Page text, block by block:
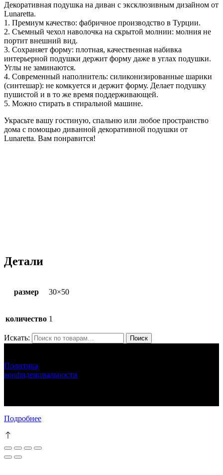
Декоративная подушка на диван с эксклюзивным дизайном от
Lunaretta.
1. Премиум качество: фабричное производство в Турции.
2. Съемный чехол наволочка на скрытой молнии: молния не
портит внешний вид.
3. Сохраняет форму: плотная, качественная набивка
интерьерной подушки держит форму даже в углах подушки.
Углы не заминаются.
4. Современный наполнитель: cиликонизированные шарики
(синтешар): не комкуется и держит форму. Делает подушку
пушистой и в то же время поддерживающей.
5. Можно стирать в стиральной машине.
Украсьте вашу гостиную, спальню или любое пространство
дома с помощью диванной декоративной подушки от
Lunaretta. Вам понравится!
Детали
размер 30×50
количество 1
Искать: Поиск
Политика
конфиденциальности
Подробнее